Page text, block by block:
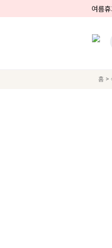
여름
홈 >